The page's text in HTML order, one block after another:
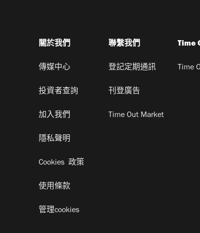
關於我們
傳媒中心
投資者查詢
加入我們
隱私聲明
Cookies 政策
使用條款
管理cookies
聯繫我們
登記定期通訊
刊登廣告
Time Out Market
Time
Time